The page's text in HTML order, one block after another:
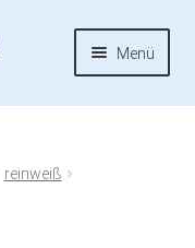
Menü
reinweiß